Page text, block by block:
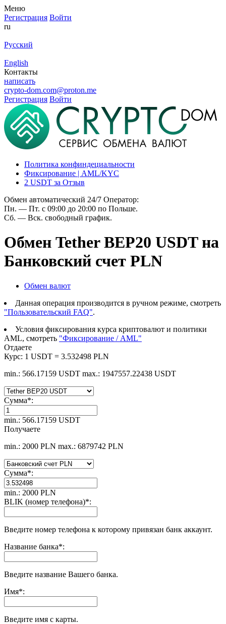
Меню
Регистрация Войти
ru
Русский
English
Контакты
написать
crypto-dom.com@proton.me
Регистрация Войти
Политика конфиндециальности
Фиксирование | AML/KYC
2 USDT за Отзыв
Обмен автоматический 24/7 Оператор:
Пн. — Пт. с 09:00 до 20:00 по Польше.
Сб. — Вск. свободный график.
Обмен Tether BEP20 USDT на
Банковский счет PLN
Обмен валют
Данная операция производится в ручном режиме, смотреть
"Пользовательский FAQ".
Условия фиксирования курса криптовалют и политики
AML, смотреть "Фиксирование / AML"
Отдаете
Курс: 1 USDT = 3.532498 PLN
min.: 566.17159 USDT max.: 1947557.22438 USDT
Сумма*:
min.: 566.17159 USDT
Получаете
min.: 2000 PLN max.: 6879742 PLN
Сумма*:
min.: 2000 PLN
BLIK (номер телефона)*:
Введите номер телефона к которому привязан банк аккаунт.
Название банка*:
Введите название Вашего банка.
Имя*:
Введите имя с карты.